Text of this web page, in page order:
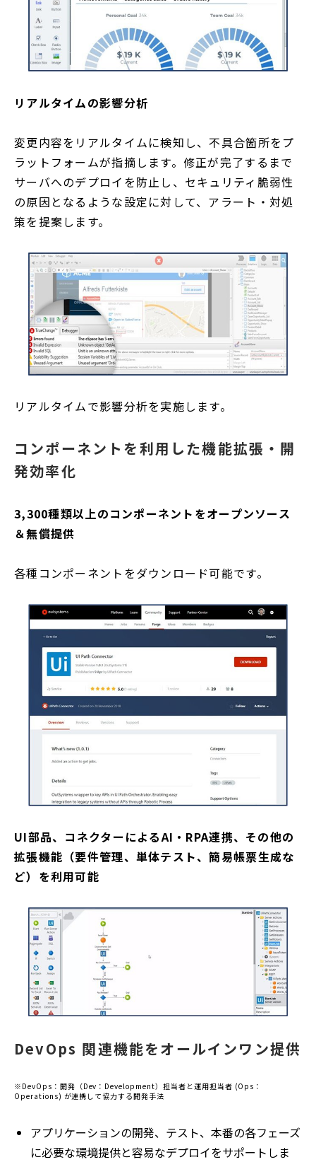
リアルタイムの影響分析
変更内容をリアルタイムに検知し、不具合箇所をプ
ラットフォームが指摘します。修正が完了するまで
サーバへのデプロイを防止し、セキュリティ脆弱性
の原因となるような設定に対して、アラート・対処
策を提案します。
リアルタイムで影響分析を実施します。
コンポーネントを利用した機能拡張・開
発効率化
3,300種類以上のコンポーネントをオープンソース
＆無償提供
各種コンポーネントをダウンロード可能です。
UI部品、コネクターによるAI・RPA連携、その他の
拡張機能（要件管理、単体テスト、簡易帳票生成な
ど）を利用可能
DevOps 関連機能をオールインワン提供
※DevOps：開発（Dev：Development）担当者と運用担当者 (Ops：
Operations) が連携して協力する開発手法
アプリケーションの開発、テスト、本番の各フェーズ
に必要な環境提供と容易なデプロイをサポートしま